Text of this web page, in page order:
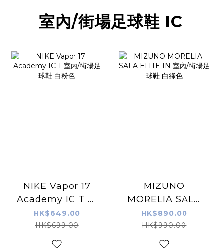
室內/街場足球鞋 IC
NIKE Vapor 17
Academy IC T 室
内/街場足球鞋 白粉
色
HK$649.00
HK$699.00
MIZUNO
MORELIA SALA
ELITE IN 室內/街
場足球鞋 白綠色
HK$890.00
HK$990.00